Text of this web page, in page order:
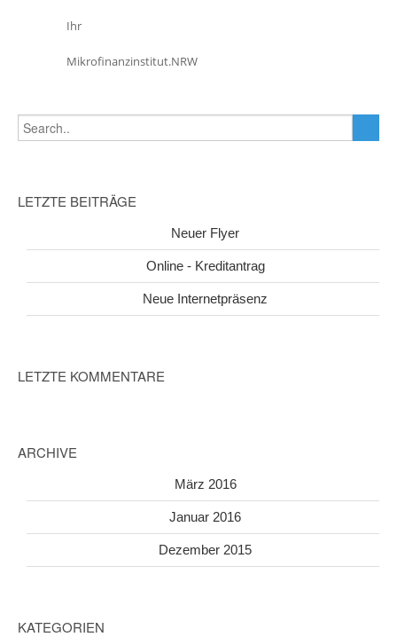
Ihr
Mikrofinanzinstitut.NRW
LETZTE BEITRÄGE
Neuer Flyer
Online - Kreditantrag
Neue Internetpräsenz
LETZTE KOMMENTARE
ARCHIVE
März 2016
Januar 2016
Dezember 2015
KATEGORIEN